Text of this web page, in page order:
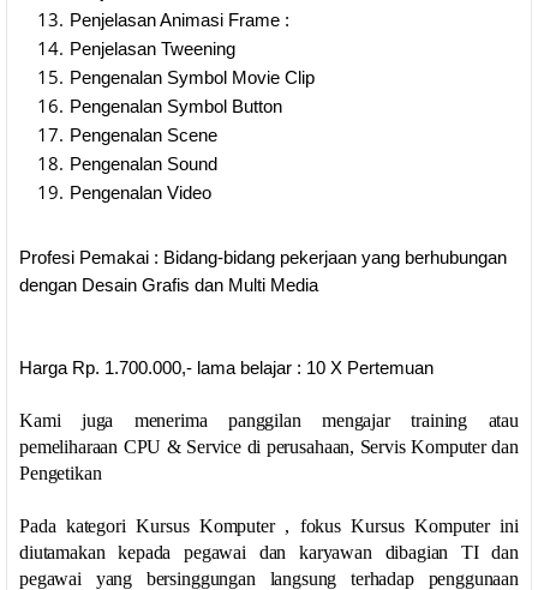
Penjelasan Animasi Frame :
Penjelasan Tweening
Pengenalan Symbol Movie Clip
Pengenalan Symbol Button
Pengenalan Scene
Pengenalan Sound
Pengenalan Video
Profesi Pemakai : Bidang-bidang pekerjaan yang berhubungan
dengan Desain Grafis dan Multi Media
Harga Rp. 1.700.000,- lama belajar : 10 X Pertemuan
Kami juga menerima panggilan mengajar training atau
pemeliharaan CPU & Service di perusahaan, Servis Komputer dan
Pengetikan
Pada kategori Kursus Komputer , fokus Kursus Komputer ini
diutamakan kepada pegawai dan karyawan dibagian TI dan
pegawai yang bersinggungan langsung terhadap penggunaan